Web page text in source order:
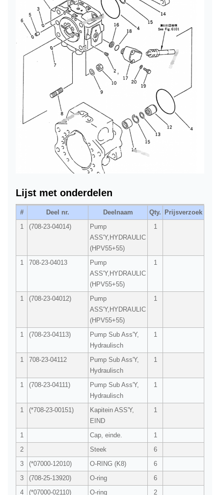
Lijst met onderdelen
# Deel nr. Deelnaam Qty. Prijsverzoek
1
(708-23-04014)
Pump
ASS'Y,HYDRAULIC
(HPV55+55)
1
1 708-23-04013
Pump
ASS'Y,HYDRAULIC
(HPV55+55)
1
1 (708-23-04012)
Pump
ASS'Y,HYDRAULIC
(HPV55+55)
1
1 (708-23-04113)
Pump Sub Ass'Y,
Hydraulisch
1
1 708-23-04112
Pump Sub Ass'Y,
Hydraulisch
1
1 (708-23-04111)
Pump Sub Ass'Y,
Hydraulisch
1
1 (*708-23-00151)
Kapitein ASS'Y,
EIND
1
1 Cap, einde.
1
2
Steek
6
3
(*07000-12010) O-RING (K8)
6
3
(708-25-13920) O-ring
6
4
(*07000-02110) O-ring 2